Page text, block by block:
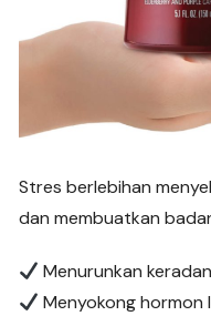
Stres berlebihan
dan membuatkan
Menurunkan
Menyokong hormon